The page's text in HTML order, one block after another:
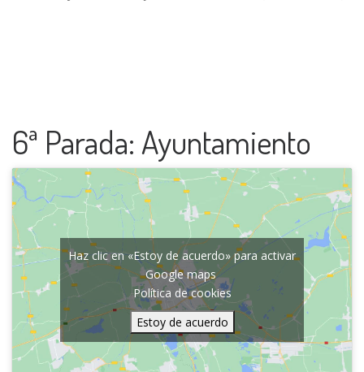
6ª Parada: Ayuntamiento
Haz clic en «Estoy de acuerdo» para activar
Google maps
Política de cookies
Estoy de acuerdo